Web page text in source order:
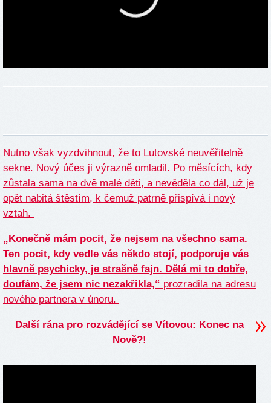
Nutno však vyzdvihnout, že to Lutovské neuvěřitelně
sekne. Nový účes ji výrazně omladil. Po měsících, kdy
zůstala sama na dvě malé děti, a nevěděla co dál, už je
opět nabitá štěstím, k čemuž patrně přispívá i nový
vztah.
„Konečně mám pocit, že nejsem na všechno sama.
Ten pocit, kdy vedle vás někdo stojí, podporuje vás
hlavně psychicky, je strašně fajn. Dělá mi to dobře,
doufám, že jsem nic nezakřikla,“ prozradila na adresu
nového partnera v únoru.
Další rána pro rozvádějící se Vítovou: Konec na
Nově?!